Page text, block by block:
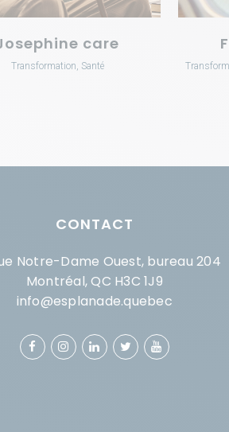
care
Transformation, Santé
CONTACT
Notre-Dame Ouest, bureau 204
Montréal, QC H3C 1J9
info@esplanade.quebec